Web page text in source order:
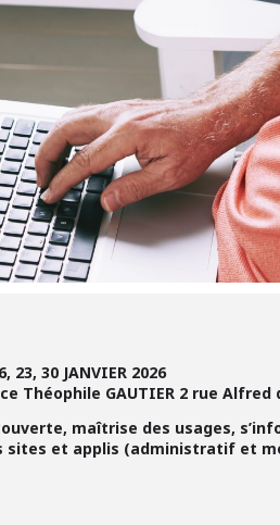
23, 30 JANVIER 2026
Théophile GAUTIER 2 rue Alfred
maîtrise des usages,
sites et applis (administratif et